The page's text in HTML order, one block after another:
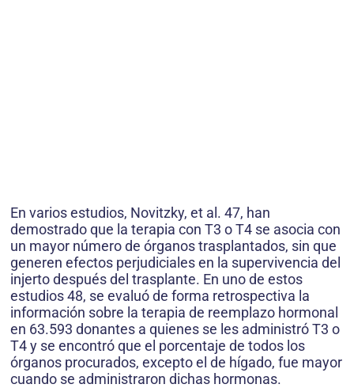
En varios estudios, Novitzky, et al. 47, han
demostrado que la terapia con T3 o T4 se asocia con
un mayor número de órganos trasplantados, sin que
generen efectos perjudiciales en la supervivencia del
injerto después del trasplante. En uno de estos
estudios 48, se evaluó de forma retrospectiva la
información sobre la terapia de reemplazo hormonal
en 63.593 donantes a quienes se les administró T3 o
T4 y se encontró que el porcentaje de todos los
órganos procurados, excepto el de hígado, fue mayor
cuando se administraron dichas hormonas.